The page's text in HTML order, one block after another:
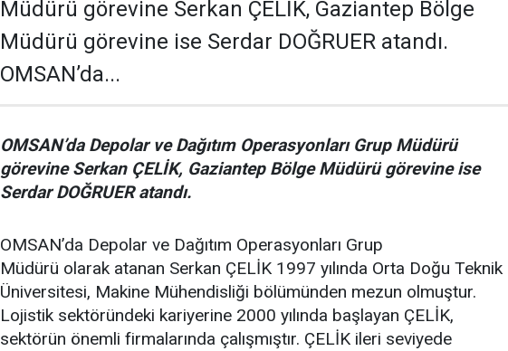
Müdürü görevine Serkan ÇELİK, Gaziantep Bölge
Müdürü görevine ise Serdar DOĞRUER atandı.
OMSAN’da...
OMSAN’da Depolar ve Dağıtım Operasyonları Grup Müdürü
görevine Serkan ÇELİK, Gaziantep Bölge Müdürü görevine ise
Serdar DOĞRUER atandı.
OMSAN’da Depolar ve Dağıtım Operasyonları Grup
Müdürü olarak atanan Serkan ÇELİK 1997 yılında Orta Doğu Teknik
Üniversitesi, Makine Mühendisliği bölümünden mezun olmuştur.
Lojistik sektöründeki kariyerine 2000 yılında başlayan ÇELİK,
sektörün önemli firmalarında çalışmıştır. ÇELİK ileri seviyede